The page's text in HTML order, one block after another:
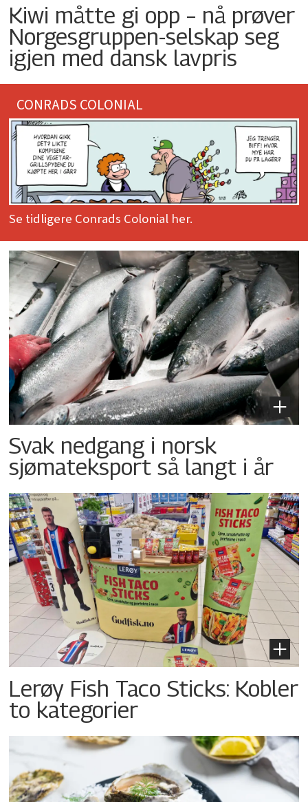
Kiwi måtte gi opp – nå prøver
Norgesgruppen-selskap seg
igjen med dansk lavpris
CONRADS COLONIAL
Se tidligere Conrads Colonial her.
Svak nedgang i norsk
sjømateksport så langt i år
Lerøy Fish Taco Sticks: Kobler
to kategorier